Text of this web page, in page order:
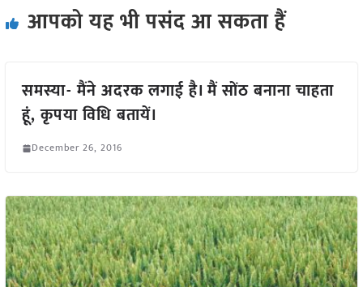
आपको यह भी पसंद आ सकता हैं
समस्या- मैंने अदरक लगाई है। मैं सोंठ बनाना चाहता
हूं, कृपया विधि बतायें।
December 26, 2016